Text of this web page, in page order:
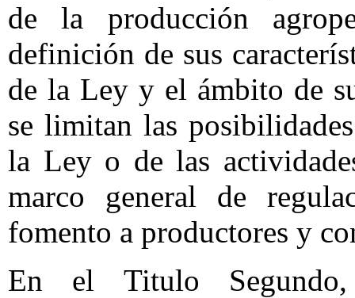
de la producción
definición de sus
de la Ley y el ámbito de
se limitan las
la Ley o de las
marco general de
fomento a productores y
En el Titulo